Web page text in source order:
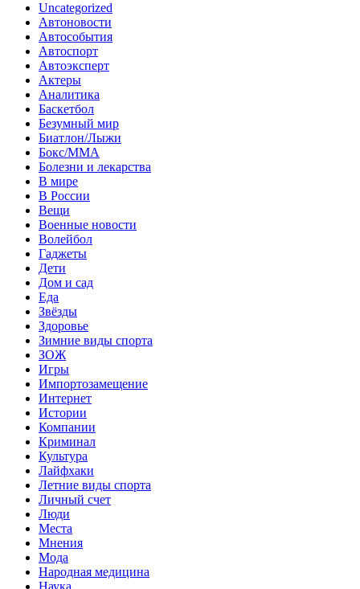
Uncategorized
Автоновости
Автособытия
Автоспорт
Автоэксперт
Актеры
Аналитика
Баскетбол
Безумный мир
Биатлон/Лыжи
Бокс/MMA
Болезни и лекарства
В мире
В России
Вещи
Военные новости
Волейбол
Гаджеты
Дети
Дом и сад
Еда
Звёзды
Здоровье
Зимние виды спорта
ЗОЖ
Игры
Импортозамещение
Интернет
Истории
Компании
Криминал
Культура
Лайфхаки
Летние виды спорта
Личный счет
Люди
Места
Мнения
Мода
Народная медицина